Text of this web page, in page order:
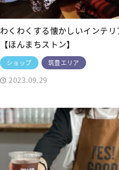
わくわくする懐かしいインテリ
【ほんまちストン】
ショップ 筑豊エリア
2023.09.29